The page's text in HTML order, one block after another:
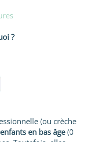
?
(ou crèche
en bas âge(0